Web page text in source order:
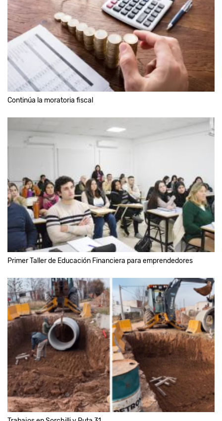
Continúa la moratoria fiscal
Primer Taller de Educación Financiera para emprendedores